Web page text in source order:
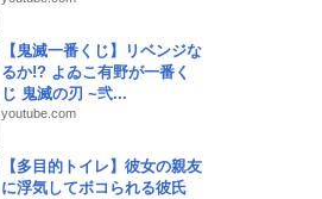
【鬼滅一番くじ】リベンジな
るか!? よゐこ有野が一番く
じ 鬼滅の刃 ~弐...
youtube.com
【多目的トイレ】彼女の親友
に浮気してボコられる彼氏